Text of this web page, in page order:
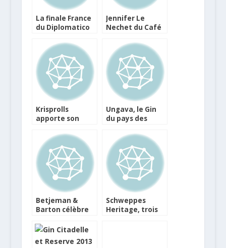
La finale France
du Diplomatico
Tournament
Jennifer Le
Nechet du Café
remporte le
World Class
France
Krisprolls
apporte son
Food
Programme
Ungava, le Gin
du pays des
Betjeman &
Barton célèbre
Schweppes
Heritage, trois